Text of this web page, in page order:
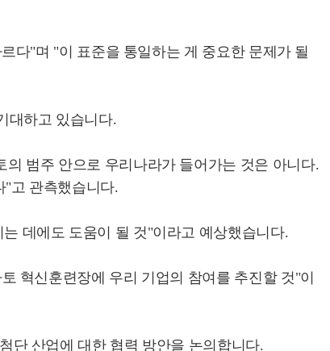
다"며 "이 표준을 통일하는 게 중요한 문제가 될
대하고 있습니다.
범주 안으로 우리나라가 들어가는 것은 아니다.
"고 관측했습니다.
데에도 도움이 될 것"이라고 예상했습니다.
혁신훈련장에 우리 기업의 참여를 추진할 것"이
단 산업에 대한 협력 방안을 논의합니다.